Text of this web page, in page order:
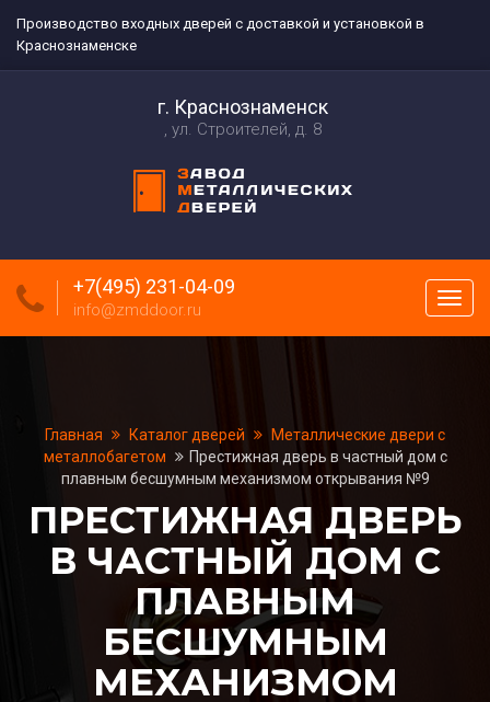
Производство входных дверей с доставкой и установкой в
Краснознаменске
г. Краснознаменск
ул. Строителей, д. 8
меню
+7(495) 231-04-09
info@zmddoor.ru
Главная Каталог дверей
Металлические двери с
металлобагетом
Престижная дверь в частный дом с
плавным бесшумным механизмом открывания №9
ПРЕСТИЖНАЯ ДВЕРЬ
В ЧАСТНЫЙ ДОМ С
ПЛАВНЫМ
БЕСШУМНЫМ
МЕХАНИЗМОМ